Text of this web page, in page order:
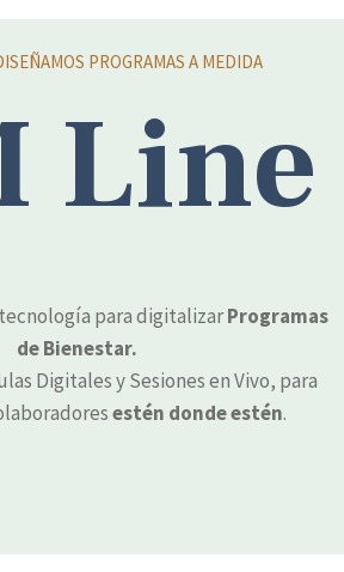
PROGRAMAS A MEDIDA
Line
para digitalizarProgramas
de Bienestar.
Digitales y Sesiones en Vivo, para
estén donde estén.